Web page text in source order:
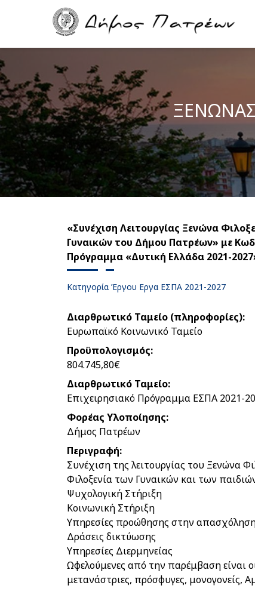
content
Main
navigation
«Συνέχιση Λειτουργίας Ξενώνα
Γυναικών του Δήμου Πατρέων» με
Πρόγραμμα «Δυτική Ελλάδα 2021-
Κατηγορία Έργου Εργα ΕΣΠΑ 2021-2027
Διαρθρωτικό Ταμείο (πληροφορίες)
Ευρωπαϊκό Κοινωνικό Ταμείο
Προϋπολογισμός
804.745,80€
Διαρθρωτικό Ταμείο
Επιχειρησιακό Πρόγραμμα ΕΣΠΑ 2021-
Φορέας Υλοποίησης
Δήμος Πατρέων
Περιγραφή
Συνέχιση της λειτουργίας του Ξενώνα
Φιλοξενία των Γυναικών και των
Ψυχολογική Στήριξη
Κοινωνική Στήριξη
Υπηρεσίες προώθησης στην
Δράσεις δικτύωσης
Υπηρεσίες Διερμηνείας
Ωφελούμενες από την παρέμβαση είναι
μετανάστριες, πρόσφυγες, μονογονείς,